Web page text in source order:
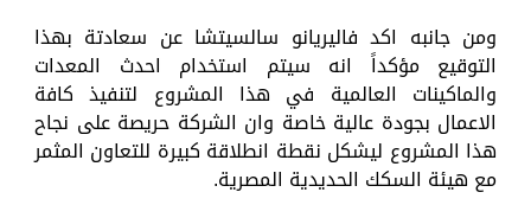
ومن جانبه اكد فاليريانو سالسيتشا عن سعادتة بهذا
التوقيع مؤكداً انه سيتم استخدام احدث المعدات
والماكينات العالمية في هذا المشروع لتنفيذ كافة
الاعمال بجودة عالية خاصة وان الشركة حريصة على نجاح
هذا المشروع ليشكل نقطة انطلاقة كبيرة للتعاون المثمر
مع هيئة السكك الحديدية المصرية.